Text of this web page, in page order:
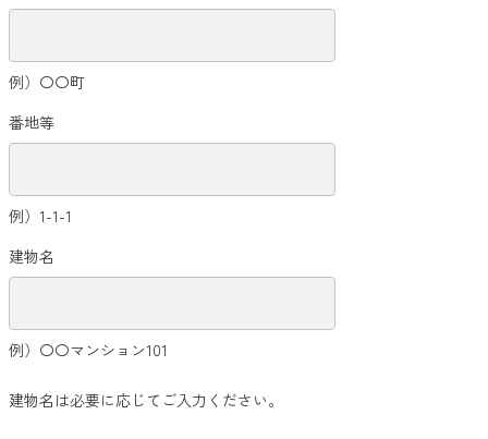
例）〇〇町
番地等
例）1-1-1
建物名
例）〇〇マンション101
建物名は必要に応じてご入力ください。